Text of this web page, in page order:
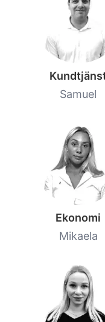
Samuel
Ekonomi
Mikaela